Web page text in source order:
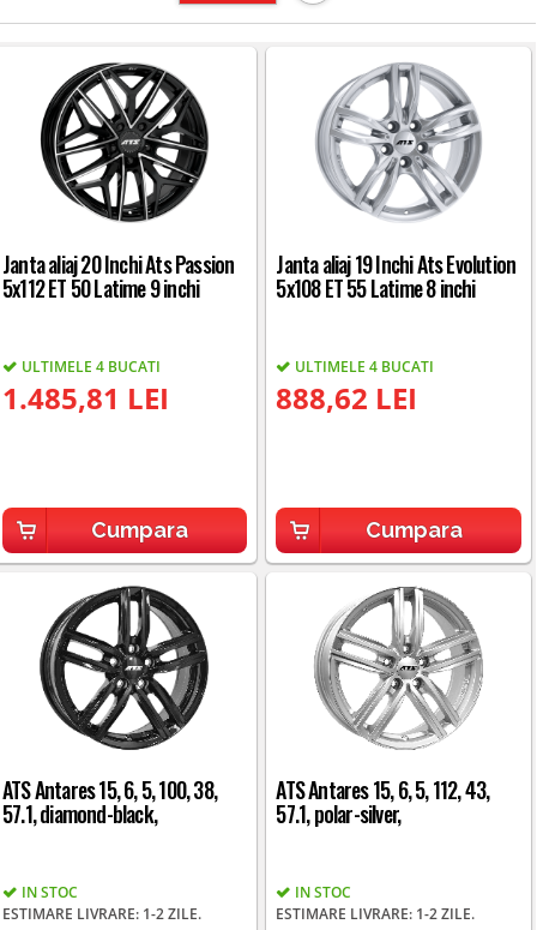
Janta aliaj 20 Inchi Ats Passion
5x112 ET 50 Latime 9 inchi
ULTIMELE 4 BUCATI
1.485,81 LEI
Cumpara
Janta aliaj 19 Inchi Ats Evolution
5x108 ET 55 Latime 8 inchi
ULTIMELE 4 BUCATI
888,62 LEI
Cumpara
ATS Antares 15, 6, 5, 100, 38,
57.1, diamond-black,
IN STOC
ESTIMARE LIVRARE: 1-2 ZILE.
ATS Antares 15, 6, 5, 112, 43,
57.1, polar-silver,
IN STOC
ESTIMARE LIVRARE: 1-2 ZILE.